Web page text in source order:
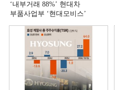
‘내부거래 88%ʼ 현대차
부품사업부 ‘현대모비스ʼ